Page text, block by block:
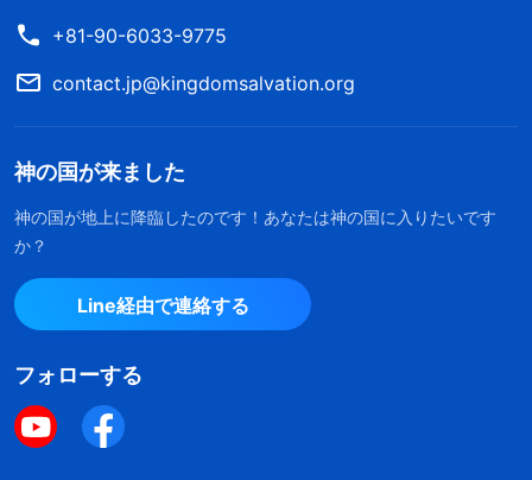
+81-90-6033-9775
contact.jp@kingdomsalvation.org
神の国が来ました
神の国が地上に降臨したのです！あなたは神の国に入りたいです
か？
Line経由で連絡する
フォローする